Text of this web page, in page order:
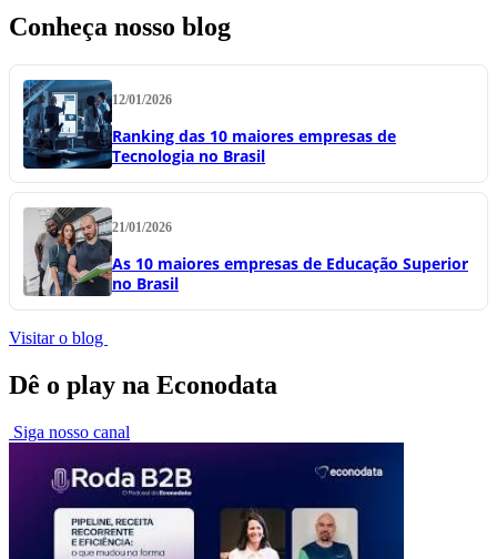
Conheça nosso blog
12/01/2026
Ranking das 10 maiores empresas de
Tecnologia no Brasil
21/01/2026
As 10 maiores empresas de Educação Superior
no Brasil
Visitar o blog
Dê o play na Econodata
Siga nosso canal